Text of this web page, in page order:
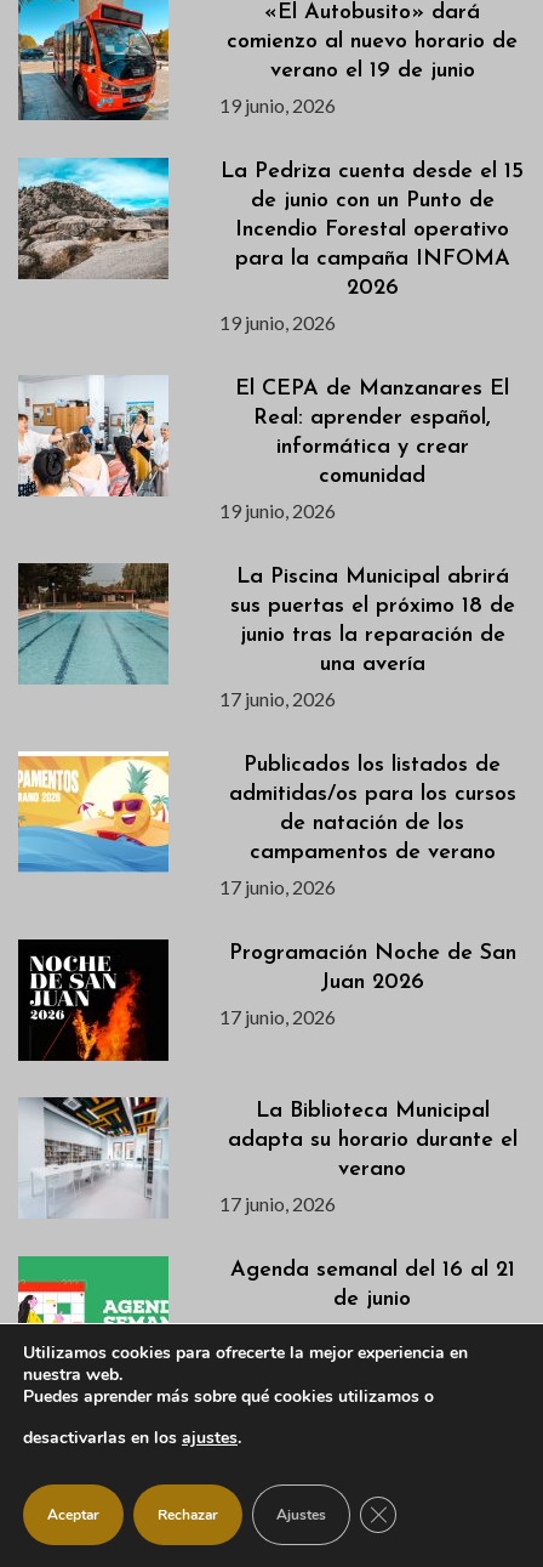
«El Autobusito» dará
comienzo al nuevo horario de
verano el 19 de junio
19 junio, 2026
La Pedriza cuenta desde el 15
de junio con un Punto de
Incendio Forestal operativo
para la campaña INFOMA
2026
19 junio, 2026
El CEPA de Manzanares El
Real: aprender español,
informática y crear
comunidad
19 junio, 2026
La Piscina Municipal abrirá
sus puertas el próximo 18 de
junio tras la reparación de
una avería
17 junio, 2026
Publicados los listados de
admitidas/os para los cursos
de natación de los
campamentos de verano
17 junio, 2026
Programación Noche de San
Juan 2026
17 junio, 2026
La Biblioteca Municipal
adapta su horario durante el
verano
17 junio, 2026
Agenda semanal del 16 al 21
de junio
de la VI Campaña de
Excavación en el Castillo
Utilizamos cookies para ofrecerte la mejor experiencia en
nuestra web.
Puedes aprender más sobre qué cookies utilizamos o
desactivarlas en los ajustes.
Aceptar Rechazar Ajustes CERRAR EL